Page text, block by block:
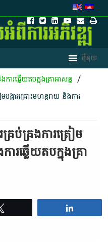
ារឆ្លើយតបក្នុងគ្រាអាសន្ន /
ការគ្រោះមហន្តរាយ និងការ
ប់គ្រងការត្រៀម
ារឆ្លើយតបក្នុងគ្រា